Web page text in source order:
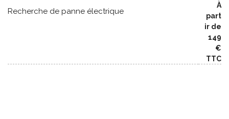
Recherche de panne électrique
À
part
ir de
149
€
TTC